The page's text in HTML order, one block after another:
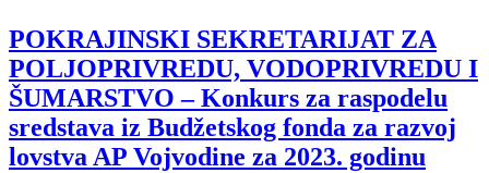
POKRAJINSKI SEKRETARIJAT ZA
POLJOPRIVREDU, VODOPRIVREDU I
ŠUMARSTVO – Konkurs za raspodelu
sredstava iz Budžetskog fonda za razvoj
lovstva AP Vojvodine za 2023. godinu